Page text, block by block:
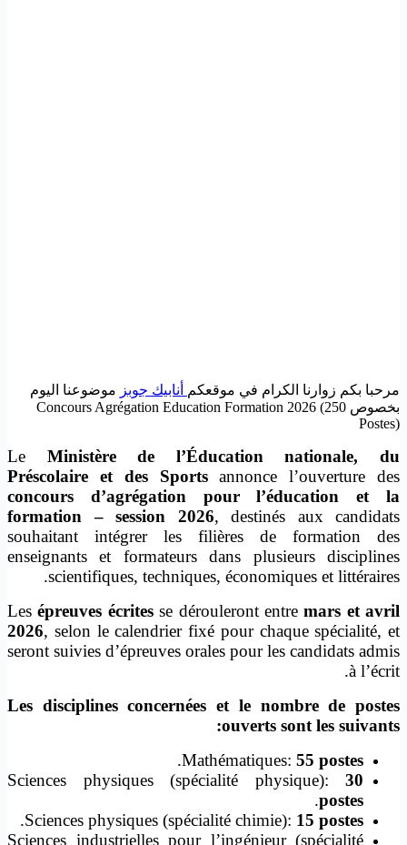
مرحبا بكم زوارنا الكرام في موقعكم أنابيك جوبز موضوعنا اليوم
بخصوص Concours Agrégation Education Formation 2026 (250
Postes)
Le Ministère de l’Éducation nationale, du
Préscolaire et des Sportsannonce l’ouverture des
concours d’agrégation pour l’éducation et la
formation – session 2026, destinés aux candidats
souhaitant intégrer les filières de formation des
enseignants et formateurs dans plusieurs disciplines
scientifiques, techniques, économiques et littéraires.
Lesépreuves écritesse dérouleront entremars et avril
2026, selon le calendrier fixé pour chaque spécialité, et
seront suivies d’épreuves orales pour les candidats admis
à l’écrit.
Les disciplines concernées et le nombre de postes
ouverts sont les suivants:
Mathématiques: 55 postes
.
Sciences physiques (spécialité physique): 30
postes
.
Sciences physiques (spécialité chimie): 15 postes
.
Sciences industrielles pour l’ingénieur (spécialité